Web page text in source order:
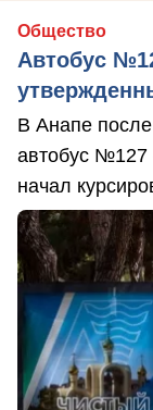
Общество
Автобус
В Анапе
автобус
начал